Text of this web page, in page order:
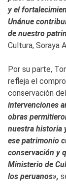
y el
Unánue
de nuestro
Cultura, Soraya
Por su parte,
refleja el
conservación
intervenciones
obras
nuestra historia
ese patrimonio
conservación y
Ministerio de
los peruanos»,